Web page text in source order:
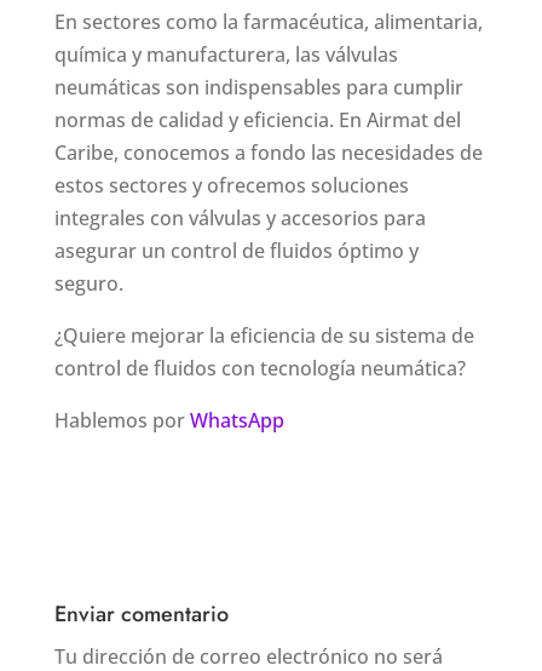
En sectores como la farmacéutica, alimentaria,
química y manufacturera, las válvulas
neumáticas son indispensables para cumplir
normas de calidad y eficiencia. En Airmat del
Caribe, conocemos a fondo las necesidades de
estos sectores y ofrecemos soluciones
integrales con válvulas y accesorios para
asegurar un control de fluidos óptimo y
seguro.
¿Quiere mejorar la eficiencia de su sistema de
control de fluidos con tecnología neumática?
Hablemos porWhatsApp
Enviar comentario
Tu dirección de correo electrónico no será